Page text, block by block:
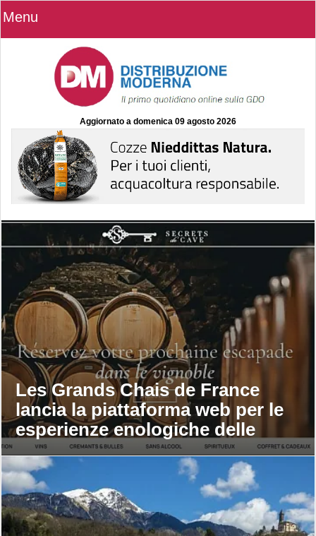
Menu
Aggiornato a domenica 09 agosto 2026
Les Grands Chais de France
lancia la piattaforma web per le
esperienze enologiche delle
maison